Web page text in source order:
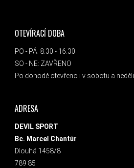
OTEVÍRACÍ DOBA
PO - PÁ: 8:30 - 16:30
SO - NE: ZAVŘENO
Po dohodě otevřeno i v sobotu a neděli.
ADRESA
DEVIL SPORT
Bc. Marcel Chantúr
Dlouhá 1458/8
789 85